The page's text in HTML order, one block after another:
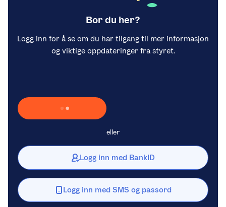
Bor du her?
Logg inn for å se om du har tilgang til mer informasjon
og viktige oppdateringer fra styret.
Laster inn Vipps …
eller
Logg inn med BankID
Logg inn med SMS og passord